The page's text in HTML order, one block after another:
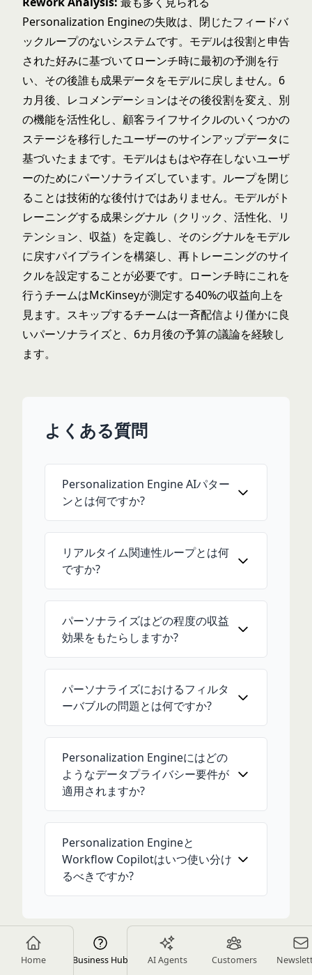
Home Business Hub AI Agents Customers
Personalization Engineの失敗は、閉じたフィードバ
ックループのないシステムです。モデルは役割と申告
された好みに基づいてローンチ時に最初の予測を行
い、その後誰も成果データをモデルに戻しません。6
カ月後、レコメンデーションはその後役割を変え、別
の機能を活性化し、顧客ライフサイクルのいくつかの
ステージを移行したユーザーのサインアップデータに
基づいたままです。モデルはもはや存在しないユーザ
ーのためにパーソナライズしています。ループを閉じ
ることは技術的な後付けではありません。モデルがト
レーニングする成果シグナル（クリック、活性化、リ
テンション、収益）を定義し、そのシグナルをモデル
に戻すパイプラインを構築し、再トレーニングのサイ
クルを設定することが必要です。ローンチ時にこれを
行うチームはMcKinseyが測定する40%の収益向上を
見ます。スキップするチームは一斉配信より僅かに良
いパーソナライズと、6カ月後の予算の議論を経験し
ます。
よくある質問
Personalization Engine AIパター
ンとは何ですか?
リアルタイム関連性ループとは何
ですか?
パーソナライズはどの程度の収益
効果をもたらしますか?
パーソナライズにおけるフィルタ
ーバブルの問題とは何ですか?
Personalization Engineにはどの
ようなデータプライバシー要件が
適用されますか?
Personalization Engineと
Workflow Copilotはいつ使い分け
るべきですか?
関連リンク